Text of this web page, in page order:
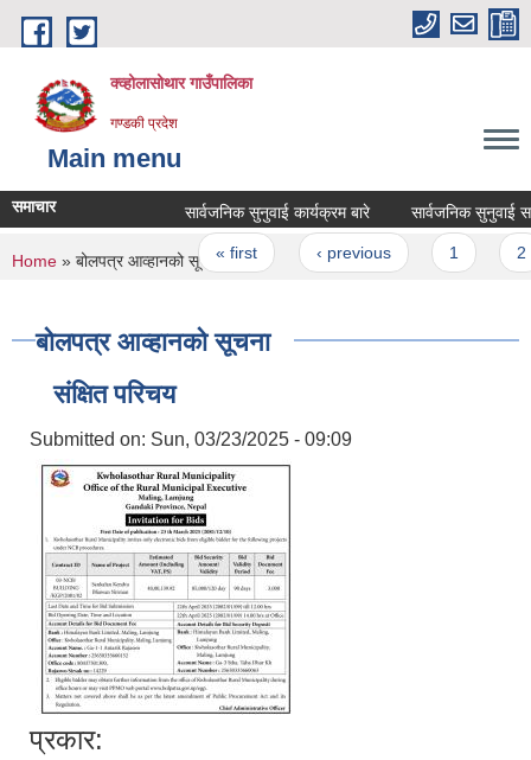
Skip to main content
क्व्होलासोथार गाउँपालिका
गण्डकी प्रदेश
Main menu
समाचार सार्वजनिक सुनुवाई कार्यक्रम बारे सार्वजनिक सुनुवाई
Pages
« first ‹ previous
You are here
Home » बोलपत्र आव्हानको सूचना
बोलपत्र आव्हानको सूचना
संक्षित परिचय
Submitted on: Sun, 03/23/2025 - 09:09
प्रकार: